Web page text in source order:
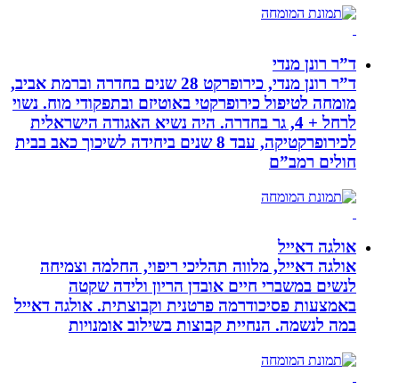
ד”ר רונן מנדי
ד”ר רונן מנדי, כירופרקט 28 שנים בחדרה וברמת אביב,
מומחה לטיפול כירופרקטי באוטיזם ובתפקודי מוח. נשוי
לרחל + 4, גר בחדרה. היה נשיא האגודה הישראלית
לכירופרקטיקה, עבד 8 שנים ביחידה לשיכוך כאב בבית
חולים רמב”ם
אולגה דאייל
אולגה דאייל, מלווה תהליכי ריפוי, החלמה וצמיחה
לנשים במשברי חיים אובדן הריון ולידה שקטה
באמצעות פסיכודרמה פרטנית וקבוצתית. אולגה דאייל
במה לנשמה. ‏הנחיית קבוצות בשילוב אומנויות‏